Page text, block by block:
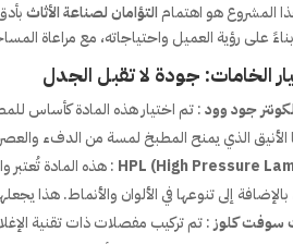
المشروع هو اهتمامالتؤامان لصناعة الأثاث
على رؤية العميل واحتياجاته، مع مراعاة
جود وود
الأنيق الذي يمنح المطبخ لمسة من الدفء
HPL (High Pressure : هذه المادة
بالإضافة إلى تنوعها في الألوان والأنماط.
سوفت كلوز: تم تركيب مفصلات ذات تقنية